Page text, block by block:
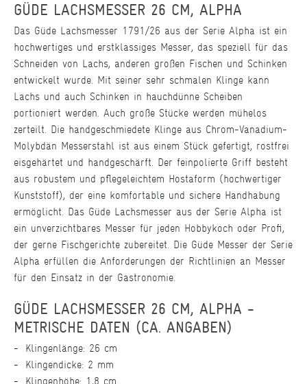
GÜDE LACHSMESSER 26 CM, ALPHA
Das Güde Lachsmesser 1791/26 aus der Serie Alpha ist ein
hochwertiges und erstklassiges Messer, das speziell für das
Schneiden von Lachs, anderen großen Fischen und Schinken
entwickelt wurde. Mit seiner sehr schmalen Klinge kann
Lachs und auch Schinken in hauchdünne Scheiben
portioniert werden. Auch große Stücke werden mühelos
zerteilt. Die handgeschmiedete Klinge aus Chrom-Vanadium-
Molybdän Messerstahl ist aus einem Stück gefertigt, rostfrei
eisgehärtet und handgeschärft. Der feinpolierte Griff besteht
aus robustem und pflegeleichtem Hostaform (hochwertiger
Kunststoff), der eine komfortable und sichere Handhabung
ermöglicht. Das Güde Lachsmesser aus der Serie Alpha ist
ein unverzichtbares Messer für jeden Hobbykoch oder Profi,
der gerne Fischgerichte zubereitet. Die Güde Messer der Serie
Alpha erfüllen die Anforderungen der Richtlinien an Messer
für den Einsatz in der Gastronomie.
GÜDE LACHSMESSER 26 CM, ALPHA -
METRISCHE DATEN (CA. ANGABEN)
Klingenlänge: 26 cm
Klingendicke: 2 mm
Klingenhöhe: 1,8 cm